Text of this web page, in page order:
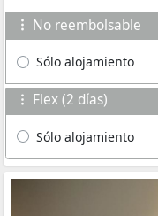
No reembolsable
Sólo alojamiento
Flex (2 días)
Sólo alojamiento